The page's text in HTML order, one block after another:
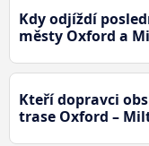
Kdy odjíždí
městy Oxford a
Kteří dopravci
trase Oxford –